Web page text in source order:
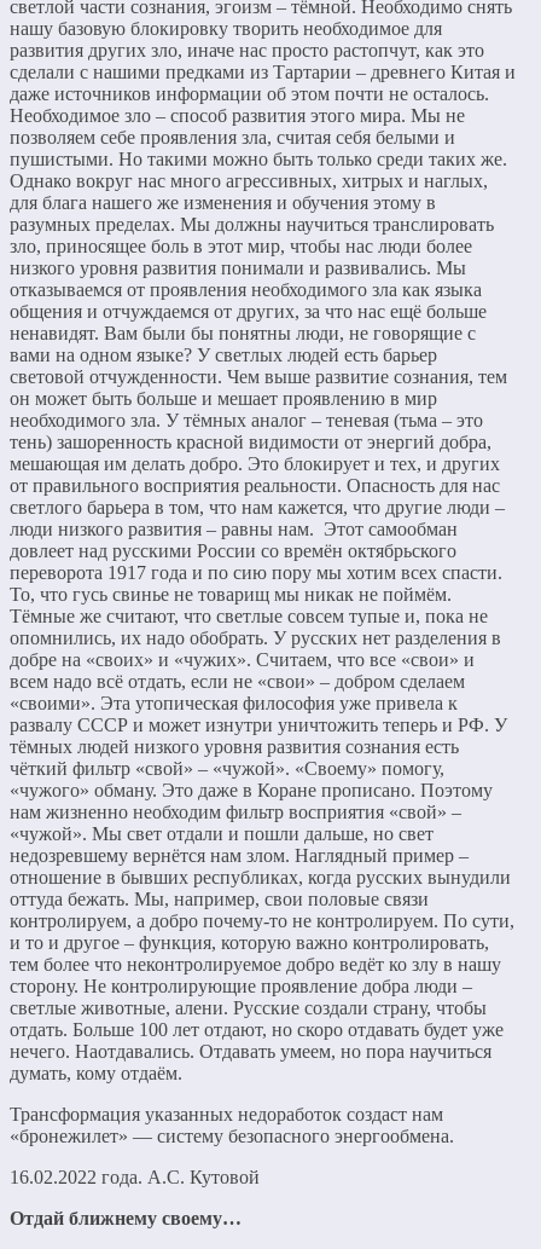
светлой части сознания, эгоизм – тёмной. Необходимо снять
нашу базовую блокировку творить необходимое для
развития других зло, иначе нас просто растопчут, как это
сделали с нашими предками из Тартарии – древнего Китая и
даже источников информации об этом почти не осталось.
Необходимое зло – способ развития этого мира. Мы не
позволяем себе проявления зла, считая себя белыми и
пушистыми. Но такими можно быть только среди таких же.
Однако вокруг нас много агрессивных, хитрых и наглых,
для блага нашего же изменения и обучения этому в
разумных пределах. Мы должны научиться транслировать
зло, приносящее боль в этот мир, чтобы нас люди более
низкого уровня развития понимали и развивались. Мы
отказываемся от проявления необходимого зла как языка
общения и отчуждаемся от других, за что нас ещё больше
ненавидят. Вам были бы понятны люди, не говорящие с
вами на одном языке? У светлых людей есть барьер
световой отчужденности. Чем выше развитие сознания, тем
он может быть больше и мешает проявлению в мир
необходимого зла. У тёмных аналог – теневая (тьма – это
тень) зашоренность красной видимости от энергий добра,
мешающая им делать добро. Это блокирует и тех, и других
от правильного восприятия реальности. Опасность для нас
светлого барьера в том, что нам кажется, что другие люди –
люди низкого развития – равны нам. Этот самообман
довлеет над русскими России со времён октябрьского
переворота 1917 года и по сию пору мы хотим всех спасти.
То, что гусь свинье не товарищ мы никак не поймём.
Тёмные же считают, что светлые совсем тупые и, пока не
опомнились, их надо обобрать. У русских нет разделения в
добре на «своих» и «чужих». Считаем, что все «свои» и
всем надо всё отдать, если не «свои» – добром сделаем
«своими». Эта утопическая философия уже привела к
развалу СССР и может изнутри уничтожить теперь и РФ. У
тёмных людей низкого уровня развития сознания есть
чёткий фильтр «свой» – «чужой». «Своему» помогу,
«чужого» обману. Это даже в Коране прописано. Поэтому
нам жизненно необходим фильтр восприятия «свой» –
«чужой». Мы свет отдали и пошли дальше, но свет
недозревшему вернётся нам злом. Наглядный пример –
отношение в бывших республиках, когда русских вынудили
оттуда бежать. Мы, например, свои половые связи
контролируем, а добро почему-то не контролируем. По сути,
и то и другое – функция, которую важно контролировать,
тем более что неконтролируемое добро ведёт ко злу в нашу
сторону. Не контролирующие проявление добра люди –
светлые животные, алени. Русские создали страну, чтобы
отдать. Больше 100 лет отдают, но скоро отдавать будет уже
нечего. Наотдавались. Отдавать умеем, но пора научиться
думать, кому отдаём.
Трансформация указанных недоработок создаст нам
«бронежилет» — систему безопасного энергообмена.
16.02.2022 года. А.С. Кутовой
Отдай ближнему своему…